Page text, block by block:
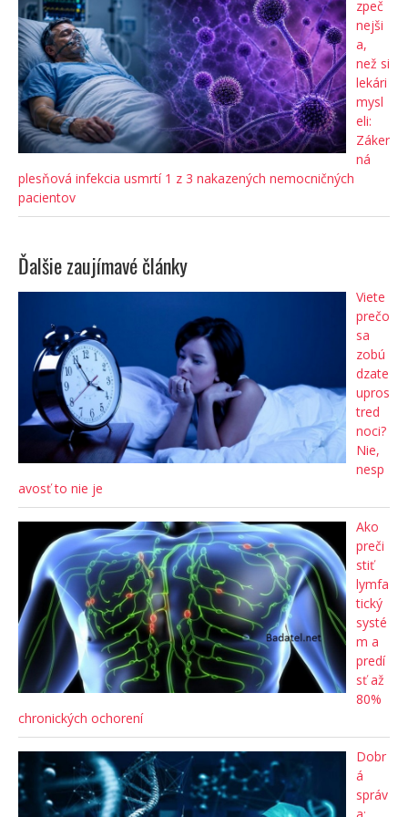
zpeč
nejši
a,
než si
lekári
mysl
eli:
Záker
ná
plesňová infekcia usmrtí 1 z 3 nakazených nemocničných
pacientov
Ďalšie zaujímavé články
Viete
prečo
sa
zobú
dzate
upros
tred
noci?
Nie,
nesp
avosť to nie je
Ako
preči
stiť
lymfa
tický
systé
m a
predí
sť až
80%
chronických ochorení
Dobr
á
správ